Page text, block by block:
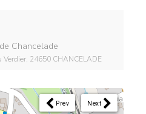
Chancelade
Verdier, 24650 CHANCELADE
Next
Prev